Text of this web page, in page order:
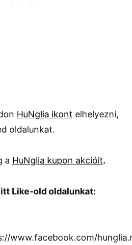
HuNglia ikont elhelyezni,
oldalunkat.
a HuNglia kupon akcióit.
Like-old oldalunkat:
www.facebook.com/